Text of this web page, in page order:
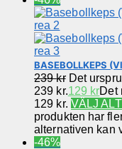
BASEBOLLKEPS
239kr Det
239 kr.129 krDet
129 kr. VÄLJ
produkten har
alternativen kan
-46%